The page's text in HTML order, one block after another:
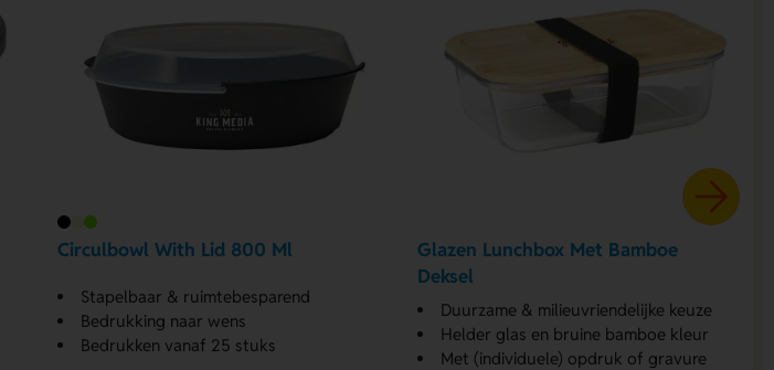
Circulbowl With Lid 800 Ml
Stapelbaar & ruimtebesparend
Bedrukking naar wens
Bedrukken vanaf 25 stuks
Glazen Lunchbox Met Bamboe
Deksel
Duurzame & milieuvriendelijke keuze
Helder glas en bruine bamboe kleur
Met (individuele) opdruk of gravure